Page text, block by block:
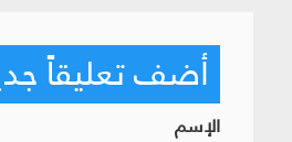
أضف تعليقاً
الإسم